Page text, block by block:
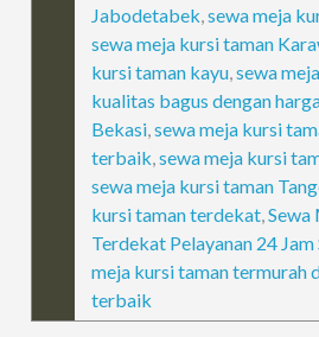
Jabodetabek,sewa meja
sewa meja kursi taman
kursi taman kayu,sewa
kualitas bagus dengan
Bekasi,sewa meja kursi
terbaik,sewa meja kursi
sewa meja kursi taman
kursi taman terdekat,Sewa
Terdekat Pelayanan 24
meja kursi taman termurah
terbaik